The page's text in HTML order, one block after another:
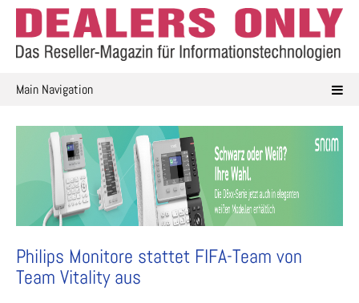
Skip
content
Main Navigation
Philips Monitore stattet FIFA-Team von
Team Vitality aus